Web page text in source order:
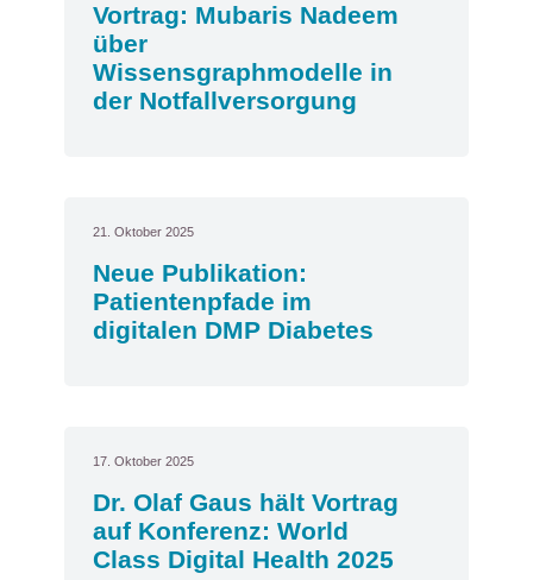
Vortrag: Mubaris Nadeem
über
Wissensgraphmodelle in
der Notfallversorgung
21. Oktober 2025
Neue Publikation:
Patientenpfade im
digitalen DMP Diabetes
17. Oktober 2025
Dr. Olaf Gaus hält Vortrag
auf Konferenz: World
Class Digital Health 2025